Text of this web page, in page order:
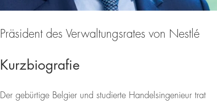
Präsident des Verwaltungsrates von Nestlé
Kurzbiografie
Der gebürtige Belgier und studierte Handelsingenieur trat